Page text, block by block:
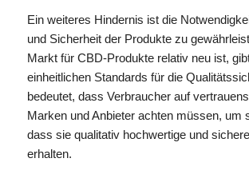
Ein weiteres Hindernis ist die
und Sicherheit der Produkte zu
Markt für CBD-Produkte relativ neu ist,
einheitlichen Standards für die
bedeutet, dass Verbraucher auf
Marken und Anbieter achten müssen, um
dass sie qualitativ hochwertige und
erhalten.